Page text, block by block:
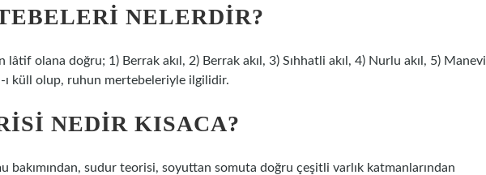
NELERDIR?
lâtif olana doğru; 1) Berrak akıl, 2) Berrak akıl, 3) Sıhhatli akıl, 4) Nurlu akıl, 5) Manevi
ı küll olup, ruhun mertebeleriyle ilgilidir.
NEDIR KISACA?
bakımından, sudur teorisi, soyuttan somuta doğru çeşitli varlık katmanlarından